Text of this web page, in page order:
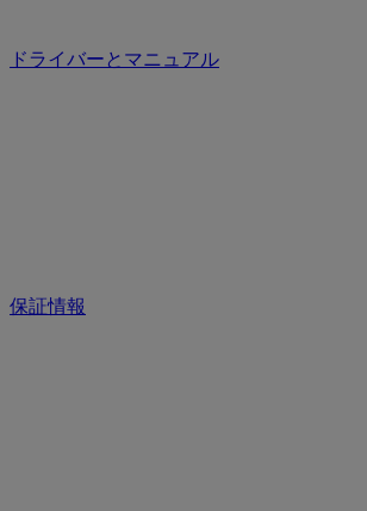
ドライバーとマニュアル
保証情報